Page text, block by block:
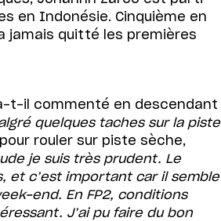
en Indonésie. Cinquième en
jamais quitté les premières
t-il commenté en descendant
quelques taches sur la piste
rouler sur piste sèche,
je suis très prudent. Le
et c’est important car il semble
end. En FP2, conditions
J’ai pu faire du bon